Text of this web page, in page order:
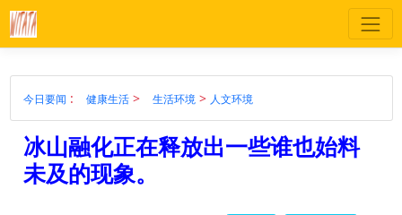
今日要闻 : 健康生活> 生活环境 > 人文环境
冰山融化正在释放出一些谁也始料
未及的现象。